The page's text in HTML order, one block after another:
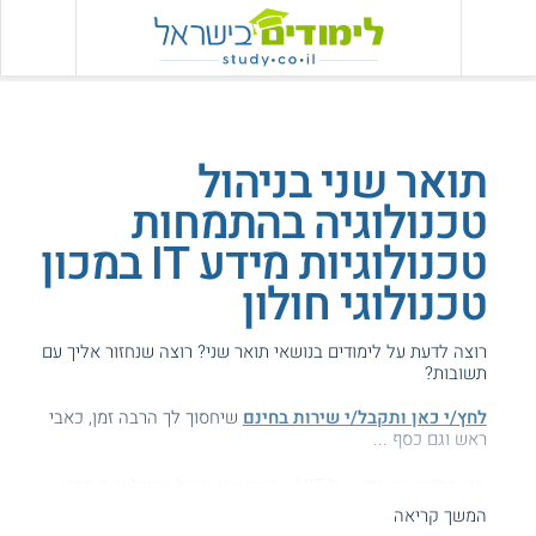
תואר שני בניהול
טכנולוגיה בהתמחות
טכנולוגיות מידע IT במכון
טכנולוגי חולון
רוצה לדעת על לימודים בנושאי תואר שני? רוצה שנחזור אליך עם
תשובות?
לחץ/י כאן ותקבל/י שירות בחינם שיחסוך לך הרבה זמן, כאבי
ראש וגם כסף ...
המשך קריאה